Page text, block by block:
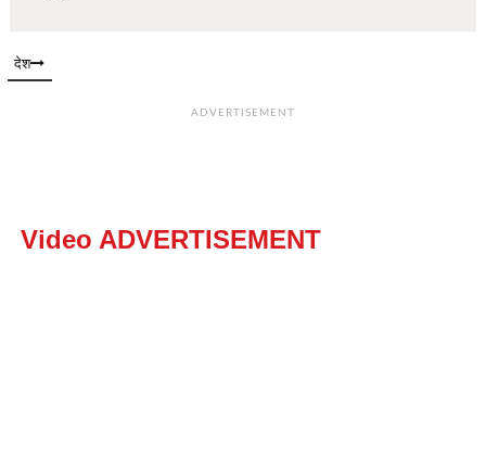
देश
ADVERTISEMENT
Video ADVERTISEMENT